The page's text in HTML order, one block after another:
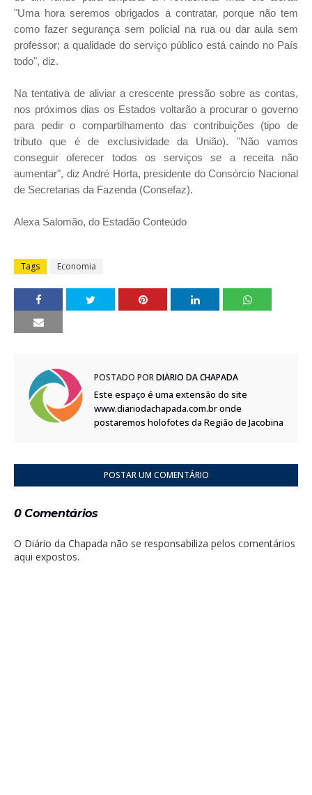
"Uma hora seremos obrigados a contratar, porque não tem
como fazer segurança sem policial na rua ou dar aula sem
professor; a qualidade do serviço público está caindo no País
todo", diz.
Na tentativa de aliviar a crescente pressão sobre as contas,
nos próximos dias os Estados voltarão a procurar o governo
para pedir o compartilhamento das contribuições (tipo de
tributo que é de exclusividade da União). "Não vamos
conseguir oferecer todos os serviços se a receita não
aumentar", diz André Horta, presidente do Consórcio Nacional
de Secretarias da Fazenda (Consefaz).
Alexa Salomão, do Estadão Conteúdo
Tags Economia
POSTADO PORDIÁRIO DA CHAPADA
Este espaço é uma extensão do site
www.diariodachapada.com.br onde
postaremos holofotes da Região de Jacobina
POSTAR UM COMENTÁRIO
0 Comentários
O Diário da Chapada não se responsabiliza pelos comentários
aqui expostos.